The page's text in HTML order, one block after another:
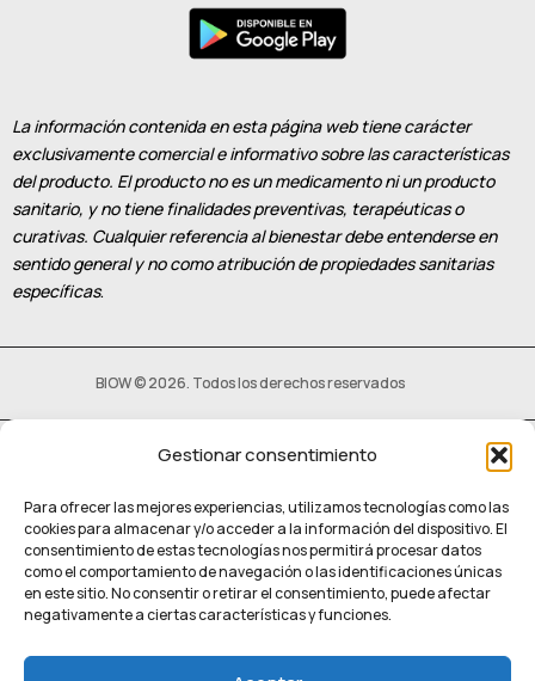
Gestionar consentimiento
Para ofrecer las mejores experiencias, utilizamos tecnologías como las
cookies para almacenar y/o acceder a la información del dispositivo. El
consentimiento de estas tecnologías nos permitirá procesar datos
como el comportamiento de navegación o las identificaciones únicas
en este sitio. No consentir o retirar el consentimiento, puede afectar
negativamente a ciertas características y funciones.
La información contenida en esta página web tiene carácter
exclusivamente comercial e informativo sobre las características
del producto. El producto no es un medicamento ni un producto
sanitario, y no tiene finalidades preventivas, terapéuticas o
curativas. Cualquier referencia al bienestar debe entenderse en
sentido general y no como atribución de propiedades sanitarias
específicas.
BIOW © 2026. Todos los derechos reservados
–Política de Cookies